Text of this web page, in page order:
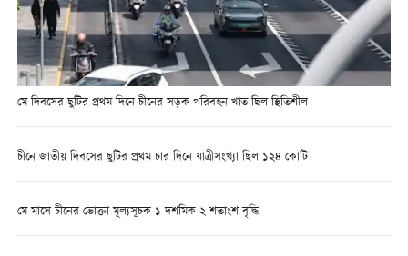
মে দিবসের ছুটির প্রথম দিনে চীনের সড়ক পরিবহন খাত ছিল স্থিতিশীল
চীনে জাতীয় দিবসের ছুটির প্রথম চার দিনে যাত্রীসংখ্যা ছিল ১২৪ কোটি
মে মাসে চীনের ভোক্তা মূল্যসূচক ১ দশমিক ২ শতাংশ বৃদ্ধি